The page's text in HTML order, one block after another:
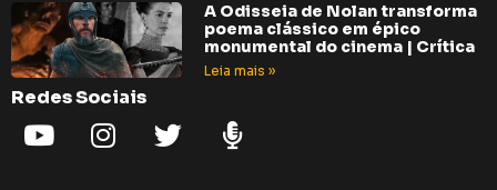
A Odisseia de Nolan transforma
poema clássico em épico
monumental do cinema | Crítica
Leia mais »
Redes Sociais